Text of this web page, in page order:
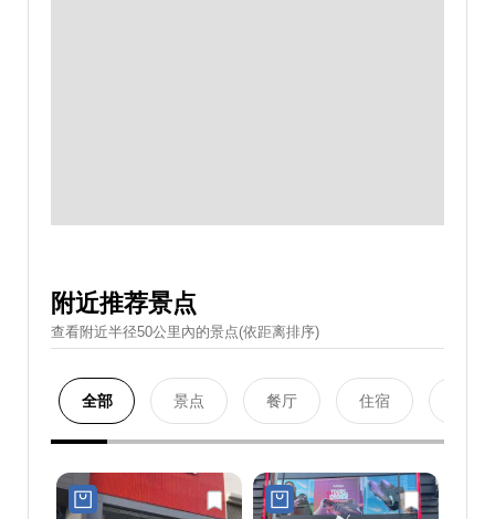
附近推荐景点
查看附近半径50公里內的景点(依距离排序)
全部 景点 餐厅 住宿